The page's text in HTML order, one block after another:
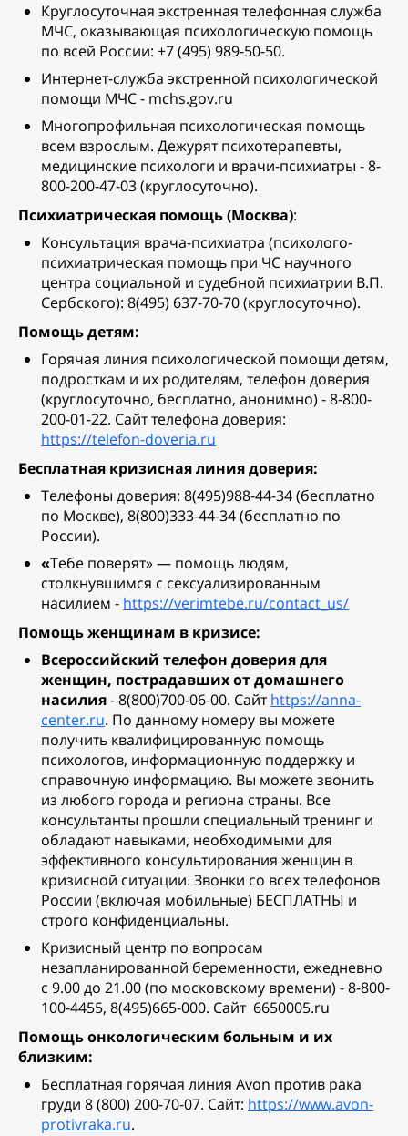
Круглосуточная экстренная телефонная служба
МЧС, оказывающая психологическую помощь
по всей России: +7 (495) 989-50-50.
Интернет-служба экстренной психологической
помощи МЧС - mchs.gov.ru
Многопрофильная психологическая помощь
всем взрослым. Дежурят психотерапевты,
медицинские психологи и врачи-психиатры - 8-
800-200-47-03 (круглосуточно).
Психиатрическая помощь (Москва):
Консультация врача-психиатра (психолого-
психиатрическая помощь при ЧС научного
центра социальной и судебной психиатрии В.П.
Сербского): 8(495) 637-70-70 (круглосуточно).
Помощь детям:
Горячая линия психологической помощи детям,
подросткам и их родителям, телефон доверия
(круглосуточно, бесплатно, анонимно) - 8-800-
200-01-22. Сайт телефона доверия:
https://telefon-doveria.ru
Бесплатная кризисная линия доверия:
Телефоны доверия: 8(495)988-44-34 (бесплатно
по Москве), 8(800)333-44-34 (бесплатно по
России).
«Тебе поверят» — помощь людям,
столкнувшимся с сексуализированным
насилием - https://verimtebe.ru/contact_us/
Помощь женщинам в кризисе:
Всероссийский телефон доверия для
женщин, пострадавших от домашнего
насилия- 8(800)700-06-00. Сайт https://anna-
center.ru. По данному номеру вы можете
получить квалифицированную помощь
психологов, информационную поддержку и
справочную информацию. Вы можете звонить
из любого города и региона страны. Все
консультанты прошли специальный тренинг и
обладают навыками, необходимыми для
эффективного консультирования женщин в
кризисной ситуации. Звонки со всех телефонов
России (включая мобильные) БЕСПЛАТНЫ и
строго конфиденциальны.
Кризисный центр по вопросам
незапланированной беременности, ежедневно
с 9.00 до 21.00 (по московскому времени) - 8-800-
100-4455, 8(495)665-000. Сайт 6650005.ru
Помощь онкологическим больным и их
близким:
Бесплатная горячая линия Avon против рака
груди 8 (800) 200-70-07. Сайт: https://www.avon-
protivraka.ru.